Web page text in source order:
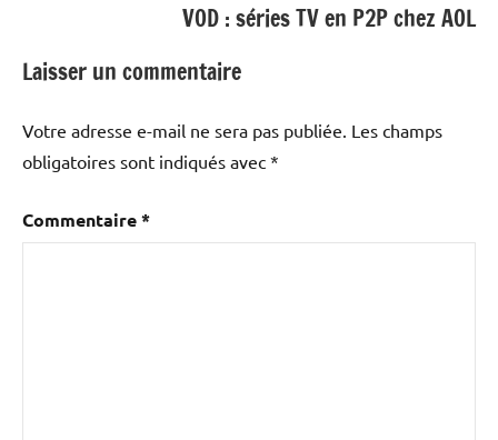
VOD : séries TV en P2P chez AOL
Laisser un commentaire
Votre adresse e-mail ne sera pas publiée. Les champs
obligatoires sont indiqués avec *
Commentaire*